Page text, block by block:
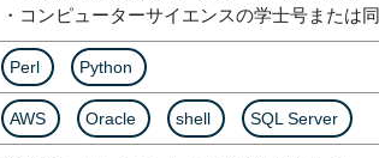
・コンピューターサイエンスの学士号または
Perl Python
AWS Oracle shell SQL Server